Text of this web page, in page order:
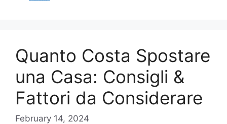
Quanto Costa Spostare
una Casa: Consigli &
Fattori da Considerare
February 14, 2024